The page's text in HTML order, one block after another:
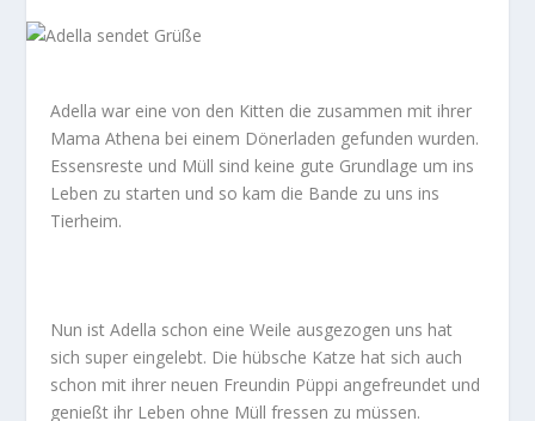
Adella war eine von den Kitten die zusammen mit ihrer
Mama Athena bei einem Dönerladen gefunden wurden.
Essensreste und Müll sind keine gute Grundlage um ins
Leben zu starten und so kam die Bande zu uns ins
Tierheim.
Nun ist Adella schon eine Weile ausgezogen uns hat
sich super eingelebt. Die hübsche Katze hat sich auch
schon mit ihrer neuen Freundin Püppi angefreundet und
genießt ihr Leben ohne Müll fressen zu müssen.